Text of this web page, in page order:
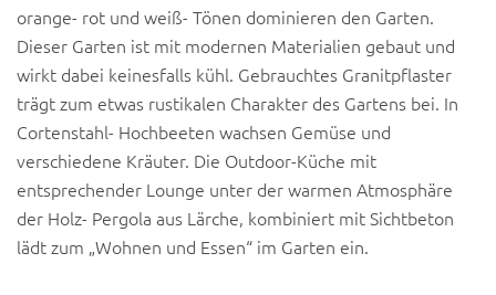
orange- rot und weiß- Tönen dominieren den Garten.
Dieser Garten ist mit modernen Materialien gebaut und
wirkt dabei keinesfalls kühl. Gebrauchtes Granitpflaster
trägt zum etwas rustikalen Charakter des Gartens bei. In
Cortenstahl- Hochbeeten wachsen Gemüse und
verschiedene Kräuter. Die Outdoor-Küche mit
entsprechender Lounge unter der warmen Atmosphäre
der Holz- Pergola aus Lärche, kombiniert mit Sichtbeton
lädt zum „Wohnen und Essen“ im Garten ein.